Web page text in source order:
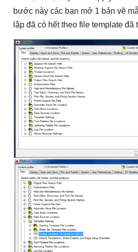
bước này các bạn mở 1 bản vẽ
lập đã có hết theo file template đã